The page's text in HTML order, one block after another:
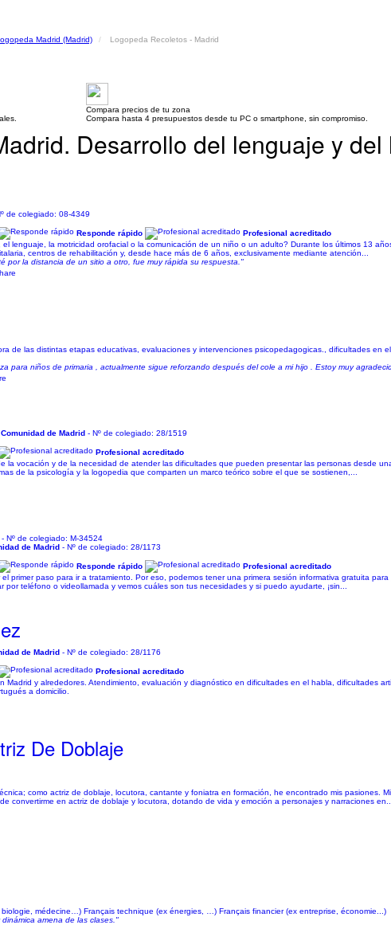
Madrid (Madrid) Logopeda Recoletos - Madrid
Compara precios de tu zona
Compara hasta 4 presupuestos desde tu PC o smartphone, sin compromiso.
Desarrollo del lenguaje y del
de colegiado: 08-4349
Responde rápido
Profesional acreditado
lenguaje, la motricidad orofacial o la comunicación de un niño o un adulto? Durante los últimos 13
centros de rehabilitación y, desde hace más de 6 años, exclusivamente mediante atención...
por la distancia de un sitio a otro, fue muy rápida su respuesta."
de las distintas etapas educativas, evaluaciones y intervenciones psicopedagogicas., dificultades en
para niños de primaria , actualmente sigue reforzando después del cole a mi hijo . Estoy muy
de Madrid - Nº de colegiado: 28/1519
Profesional acreditado
vocación y de la necesidad de atender las dificultades que pueden presentar las personas desde
de la psicología y la logopedia que comparten un marco teórico sobre el que se sostienen,...
- Nº de colegiado: M-34524
de Madrid - Nº de colegiado: 28/1173
Responde rápido
Profesional acreditado
primer paso para ir a tratamiento. Por eso, podemos tener una primera sesión informativa gratuita
teléfono o videollamada y vemos cuáles son tus necesidades y si puedo ayudarte, ¡sin...
de Madrid - Nº de colegiado: 28/1176
Profesional acreditado
y alrededores. Atendimiento, evaluación y diagnóstico en dificultades en el habla, dificultades
a domicilio.
De Doblaje
como actriz de doblaje, locutora, cantante y foniatra en formación, he encontrado mis pasiones.
convertirme en actriz de doblaje y locutora, dotando de vida y emoción a personajes y narraciones en...
médecine…) Français technique (ex énergies, …) Français financier (ex entreprise, économie...)
amena de las clases."